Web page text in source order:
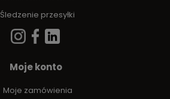
Śledzenie przesyłki
Moje konto
Moje zamówienia